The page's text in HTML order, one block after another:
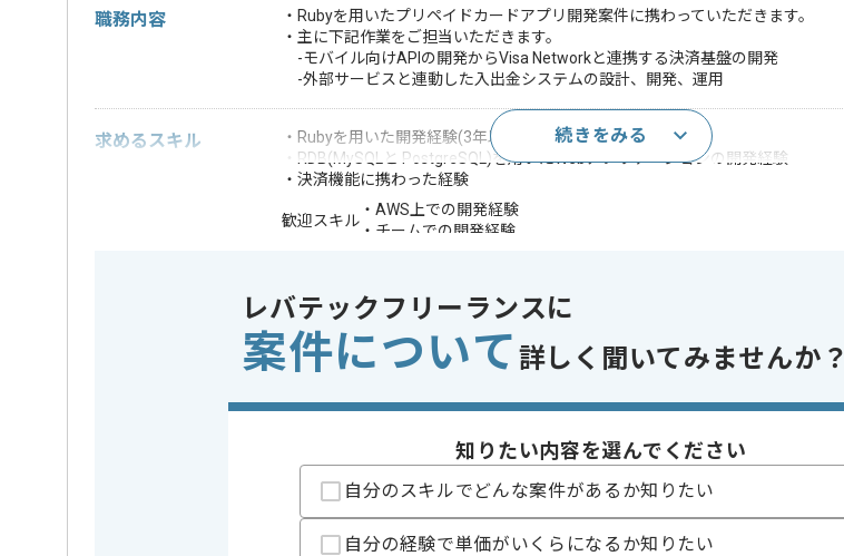
職務内容
・Rubyを用いたプリペイドカードアプリ開発案件に携わっていただきます。
・主に下記作業をご担当いただきます。
-モバイル向けAPIの開発からVisa Networkと連携する決済基盤の開発
-外部サービスと連動した入出金システムの設計、開発、運用
求めるスキル
・Rubyを用いた開発経験(3年以上)
・RDB(MySQLと PostgreSQL)を用いたWebアプリケーションの開発経験
・決済機能に携わった経験
歓迎スキル
・AWS上での開発経験
・チームでの開発経験
この案件のポイント 業務内容
アプリ開発
特徴
20代活躍中 , 30代活躍中
精算条件
有
支払いサイト
15日
続きをみる
レバテックフリーランスに
案件について 詳しく聞いてみませんか？
知りたい内容を選んでください
自分のスキルでどんな案件があるか知りたい
自分の経験で単価がいくらになるか知りたい